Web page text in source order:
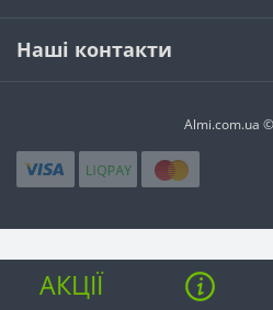
Наші контакти
Almi.com.ua
АКЦІЇ